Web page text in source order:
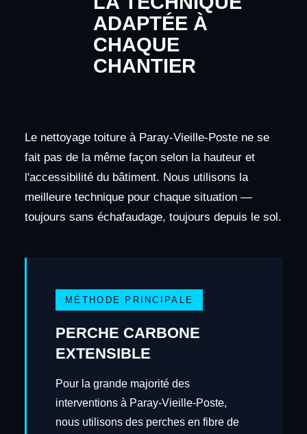
ADAPTÉE À
CHAQUE
CHANTIER
Le nettoyage toiture à Paray-Vieille-Poste ne se
fait pas de la même façon selon la hauteur et
l'accessibilité du bâtiment. Nous utilisons la
meilleure technique pour chaque situation —
toujours sans échafaudage, toujours depuis le sol.
MÉTHODE PRINCIPALE
PERCHE CARBONE
EXTENSIBLE
Pour la grande majorité des
interventions à Paray-Vieille-Poste,
nous utilisons des perches en fibre de